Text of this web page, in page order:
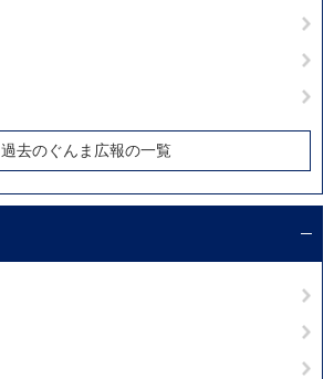
過去のぐんま広報の一覧